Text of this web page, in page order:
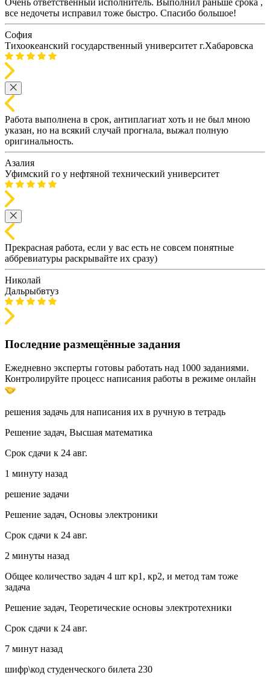
все недочеты исправил тоже быстро. Спасибо большое!
София
Тихоокеанский государственный университет г.Хабаровска
Работа выполнена в срок, антиплагиат хоть и не был мною
указан, но на всякий случай прогнала, выжал полную
оригинальность.
Азалия
Уфимский го у нефтяной технический университет
Прекрасная работа, если у вас есть не совсем понятные
аббревиатуры раскрывайте их сразу)
Николай
Дальрыбвтуз
Последние размещённые задания
Ежедневно эксперты готовы работать над 1000 заданиями.
Контролируйте процесс написания работы в режиме онлайн
решения задачь для написания их в ручную в тетрадь
Решение задач, Высшая математика
Срок сдачи к 24 авг.
1 минуту назад
решение задачи
Решение задач, Основы электроники
Срок сдачи к 24 авг.
2 минуты назад
Общее количество задач 4 шт кр1, кр2, и метод там тоже
задача
Решение задач, Теоретические основы электротехники
Срок сдачи к 24 авг.
7 минут назад
шифр\код студенческого билета 230